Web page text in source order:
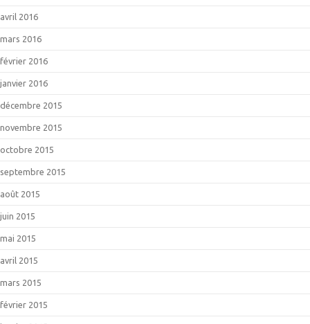
avril 2016
mars 2016
février 2016
janvier 2016
décembre 2015
novembre 2015
octobre 2015
septembre 2015
août 2015
juin 2015
mai 2015
avril 2015
mars 2015
février 2015